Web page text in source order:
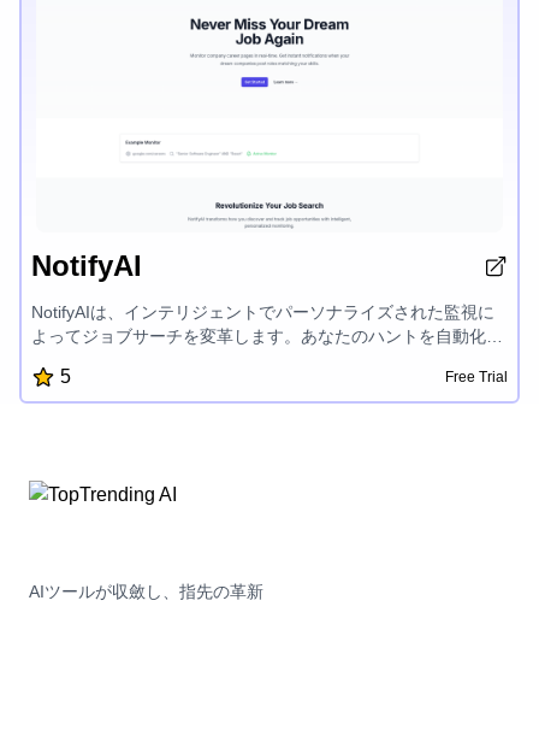
NotifyAI
NotifyAIは、インテリジェントでパーソナライズされた監視に
よってジョブサーチを変革します。あなたのハントを自動化
取り、新しい機会に最初に応募することができます。このAIパ
ワードツールは、企業のキャリアページを追跡し、時代遅れの
5 Free Trial
AIツールが収斂し、指先の革新